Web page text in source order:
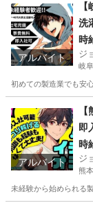
アルバイト
洗
時
ジ
岐
初めての製造業でも安
アルバイト
即
フ
時
ジ
熊
未経験から始められる